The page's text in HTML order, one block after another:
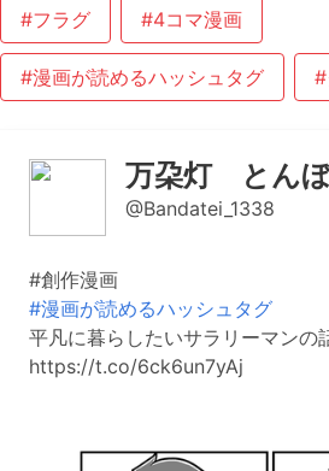
#フラグ #4コマ漫画
#漫画が読めるハッシュタグ
万朶灯 とん
@Bandatei_1338
#創作漫画
#漫画が読めるハッシュタグ
平凡に暮らしたいサラリーマンの
https://t.co/6ck6un7yAj